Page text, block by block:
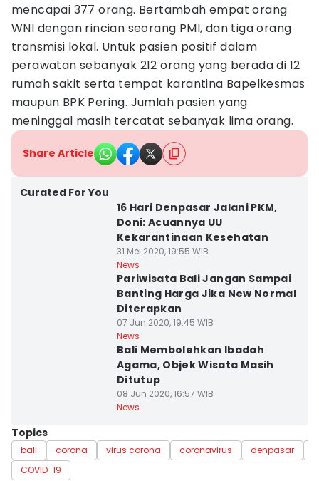
mencapai 377 orang. Bertambah empat orang
WNI dengan rincian seorang PMI, dan tiga orang
transmisi lokal. Untuk pasien positif dalam
perawatan sebanyak 212 orang yang berada di 12
rumah sakit serta tempat karantina Bapelkesmas
maupun BPK Pering. Jumlah pasien yang
meninggal masih tercatat sebanyak lima orang.
Share Article
Curated For You
16 Hari Denpasar Jalani PKM,
Doni: Acuannya UU
Kekarantinaan Kesehatan
31 Mei 2020, 19:55 WIB
News
Pariwisata Bali Jangan Sampai
Banting Harga Jika New Normal
Diterapkan
07 Jun 2020, 19:45 WIB
News
Bali Membolehkan Ibadah
Agama, Objek Wisata Masih
Ditutup
08 Jun 2020, 16:57 WIB
News
Topics
bali corona virus corona coronavirus denpasar
COVID-19